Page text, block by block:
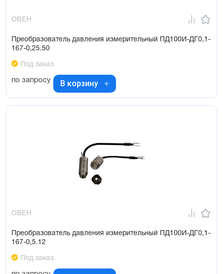
ОВЕН
Преобразователь давления измерительный ПД100И-ДГ0,1-
167-0,25.50
Под заказ
по запросу В корзину
ОВЕН
Преобразователь давления измерительный ПД100И-ДГ0,1-
167-0,5.12
Под заказ